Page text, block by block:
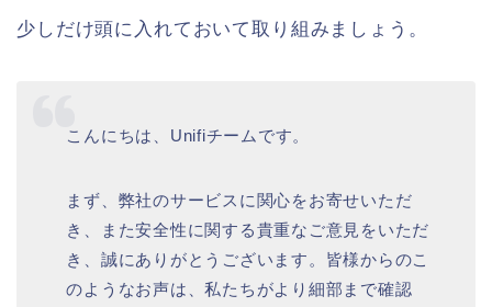
少しだけ頭に入れておいて取り組みましょう。
こんにちは、Unifiチームです。
まず、弊社のサービスに関心をお寄せいただ
き、また安全性に関する貴重なご意見をいただ
き、誠にありがとうございます。皆様からのこ
のようなお声は、私たちがより細部まで確認